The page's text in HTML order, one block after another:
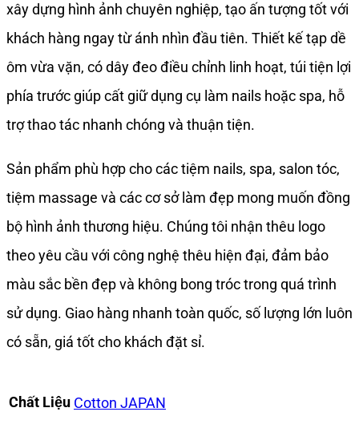
xây dựng hình ảnh chuyên nghiệp, tạo ấn tượng tốt với
khách hàng ngay từ ánh nhìn đầu tiên. Thiết kế tạp dề
ôm vừa vặn, có dây đeo điều chỉnh linh hoạt, túi tiện lợi
phía trước giúp cất giữ dụng cụ làm nails hoặc spa, hỗ
trợ thao tác nhanh chóng và thuận tiện.
Sản phẩm phù hợp cho các tiệm nails, spa, salon tóc,
tiệm massage và các cơ sở làm đẹp mong muốn đồng
bộ hình ảnh thương hiệu. Chúng tôi nhận thêu logo
theo yêu cầu với công nghệ thêu hiện đại, đảm bảo
màu sắc bền đẹp và không bong tróc trong quá trình
sử dụng. Giao hàng nhanh toàn quốc, số lượng lớn luôn
có sẵn, giá tốt cho khách đặt sỉ.
Chất Liệu Cotton JAPAN